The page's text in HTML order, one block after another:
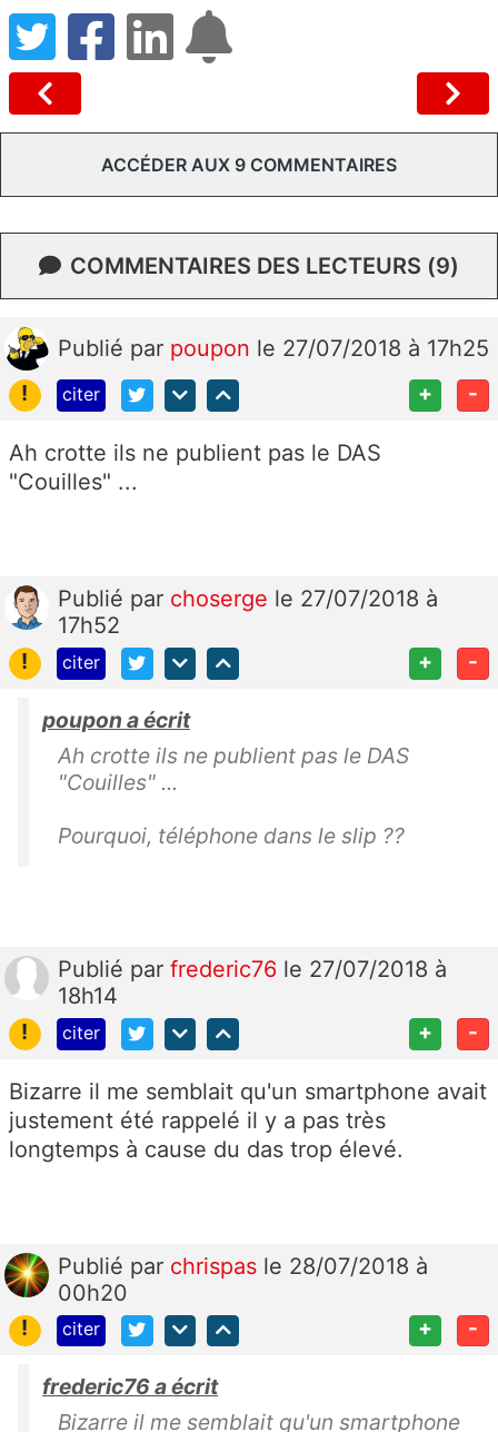
ACCÉDER AUX 9 COMMENTAIRES
COMMENTAIRES DES LECTEURS (9)
Publié par poupon le 27/07/2018 à 17h25
!
citer + -
Ah crotte ils ne publient pas le DAS
"Couilles" ...
Publié par choserge le 27/07/2018 à
17h52
!
citer + -
poupon a écrit
Ah crotte ils ne publient pas le DAS
"Couilles" ...
Pourquoi, téléphone dans le slip ??
Publié par frederic76 le 27/07/2018 à
18h14
!
citer + -
Bizarre il me semblait qu'un smartphone avait
justement été rappelé il y a pas très
longtemps à cause du das trop élevé.
Publié par chrispas le 28/07/2018 à
00h20
!
citer + -
frederic76 a écrit
Bizarre il me semblait qu'un smartphone